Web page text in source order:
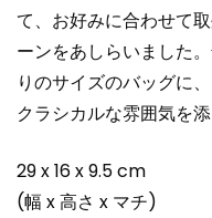
て、お好みに合わせて
ーンをあしらいました
りのサイズのバッグに
クラシカルな雰囲気を添
29 x 16 x 9.5 cm
(幅 x 高さ x マチ)